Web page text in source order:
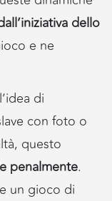
dello
e ne
di
con foto o
questo
penalmente.
un gioco di